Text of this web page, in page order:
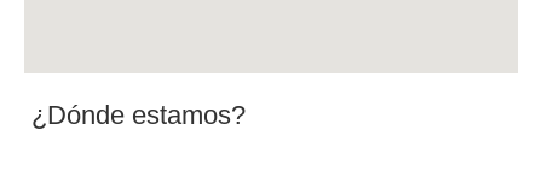
¿Dónde estamos?